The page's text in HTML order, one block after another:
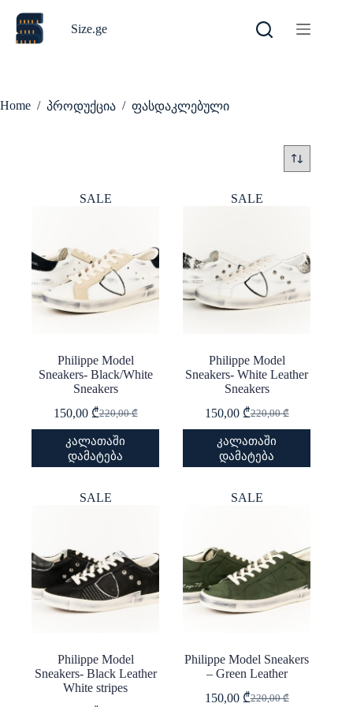
content
Size.ge
Home / პროდუქცია / ფასდაკლებული
SALE
Philippe Model
Sneakers- Black/White
Sneakers
220,00₾
Original
price
was:
220,00 ₾.
150,00 ₾Current
price
is:
150,00 ₾.
კალათაში
დამატება
This
product
has
variants.
The
chosen
on
the
product
SALE
Philippe Model
Sneakers- White Leather
Sneakers
220,00₾
Original
price
was:
220,00 ₾.
150,00 ₾Current
price
is:
150,00 ₾.
კალათაში
დამატება
This
product
has
variants.
The
chosen
on
product
SALE
Philippe Model
Sneakers- Black Leather
White stripes
SALE
Philippe Model Sneakers
– Green Leather
220,00₾
Original
150,00 ₾Current